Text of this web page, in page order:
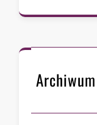
Archiwum